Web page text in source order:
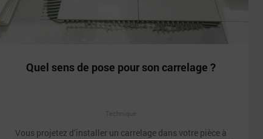
Quel sens de pose pour son carrelage ?
Vous projetez d’installer un carrelage dans votre pièce à